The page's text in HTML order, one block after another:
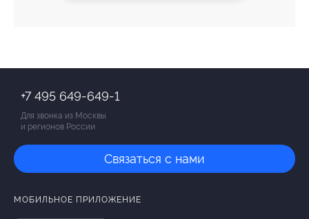
+7 495 649-649-1
Для звонка из Москвы
и регионов России
Связаться с нами
МОБИЛЬНОЕ ПРИЛОЖЕНИЕ